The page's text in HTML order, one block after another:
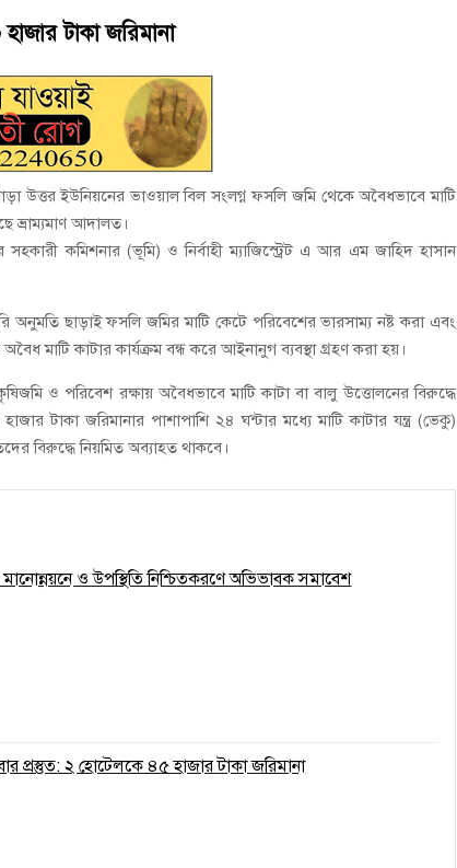
মরণোত্তর চেক বিতরণ
টাকা জরিমানা
উত্তর ইউনিয়নের ভাওয়াল বিল সংলগ্ন ফসলি জমি থেকে অবৈধভাবে মাটি
ভ্রাম্যমাণ আদালত।
কমিশনার (ভূমি) ও নির্বাহী ম্যাজিস্ট্রেট এ আর এম জাহিদ হাসান
ছাড়াই ফসলি জমির মাটি কেটে পরিবেশের ভারসাম্য নষ্ট করা এবং
মাটি কাটার কার্যক্রম বন্ধ করে আইনানুগ ব্যবস্থা গ্রহণ করা হয়।
ও পরিবেশ রক্ষায় অবৈধভাবে মাটি কাটা বা বালু উত্তোলনের বিরুদ্ধে
টাকা জরিমানার পাশাপাশি ২৪ ঘন্টার মধ্যে মাটি কাটার যন্ত্র (ভেকু)
বিরুদ্ধে নিয়মিত অব্যাহত থাকবে।
মানোন্নয়নে ও উপস্থিতি নিশ্চিতকরণে অভিভাবক সমাবেশ
প্রস্তুত: ২ হোটেলকে ৪৫ হাজার টাকা জরিমানা